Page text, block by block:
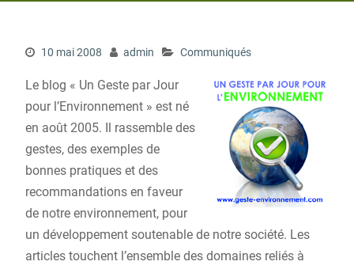
10 mai 2008 admin Communiqués
Le blog « Un Geste par Jour
pour l’Environnement » est né
en août 2005. Il rassemble des
gestes, des exemples de
bonnes pratiques et des
recommandations en faveur
de notre environnement, pour
un développement soutenable de notre société. Les
articles touchent l’ensemble des domaines reliés à